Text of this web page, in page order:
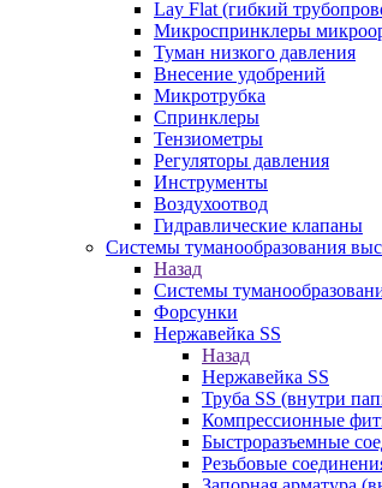
Lay Flat (гибкий
Микроспринклеры
Туман низкого давления
Внесение удобрений
Микротрубка
Спринклеры
Тензиометры
Регуляторы давления
Инструменты
Воздухоотвод
Гидравлические клапаны
Системы туманообразования
Назад
Системы
Форсунки
Нержавейка SS
Назад
Нержавейка SS
Труба SS (внутри
Компрессионные
Быстроразъемные
Резьбовые